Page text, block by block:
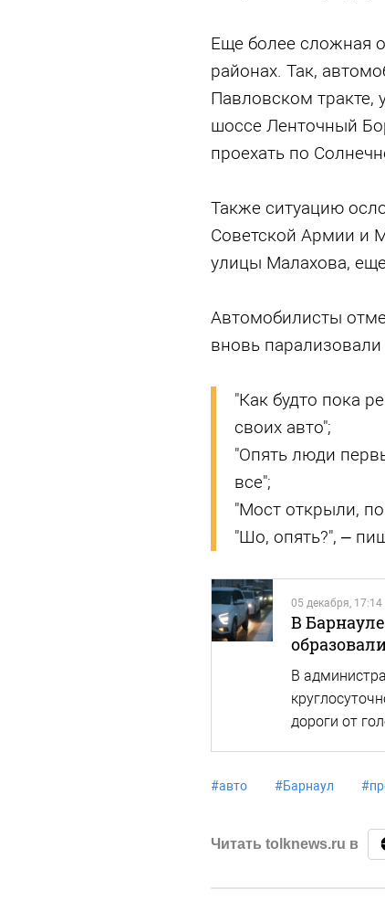
Еще более сложная
районах. Так,
Павловском тракте,
шоссе Ленточный
проехать по
Также ситуацию
Советской Армии и
улицы Малахова,
Автомобилисты
вновь парализовали
"Как будто пока
своих авто";
"Опять люди
все";
"Мост открыли,
"Шо, опять?", –
05 декабря, 17:14
В
В
дороги от
#авто #Барнаул #
Читать tolknews.ru в